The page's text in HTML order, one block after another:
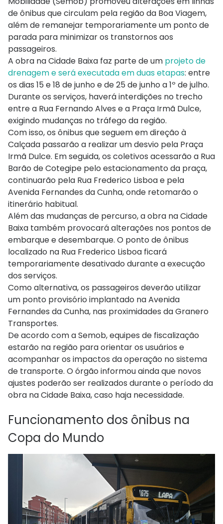
de ônibus que circulam pela região da Boa Viagem,
além de remanejar temporariamente um ponto de
parada para minimizar os transtornos aos
passageiros.
A obra na Cidade Baixa faz parte de um projeto de
drenagem e será executada em duas etapas: entre
os dias 15 e 18 de junho e de 25 de junho a 1º de julho.
Durante os serviços, haverá interdições no trecho
entre a Rua Fernando Alves e a Praça Irmã Dulce,
exigindo mudanças no tráfego da região.
Com isso, os ônibus que seguem em direção à
Calçada passarão a realizar um desvio pela Praça
Irmã Dulce. Em seguida, os coletivos acessarão a Rua
Barão de Cotegipe pelo estacionamento da praça,
continuarão pela Rua Frederico Lisboa e pela
Avenida Fernandes da Cunha, onde retomarão o
itinerário habitual.
Além das mudanças de percurso, a obra na Cidade
Baixa também provocará alterações nos pontos de
embarque e desembarque. O ponto de ônibus
localizado na Rua Frederico Lisboa ficará
temporariamente desativado durante a execução
dos serviços.
Como alternativa, os passageiros deverão utilizar
um ponto provisório implantado na Avenida
Fernandes da Cunha, nas proximidades da Granero
Transportes.
De acordo com a Semob, equipes de fiscalização
estarão na região para orientar os usuários e
acompanhar os impactos da operação no sistema
de transporte. O órgão informou ainda que novos
ajustes poderão ser realizados durante o período da
obra na Cidade Baixa, caso haja necessidade.
Funcionamento dos ônibus na
Copa do Mundo